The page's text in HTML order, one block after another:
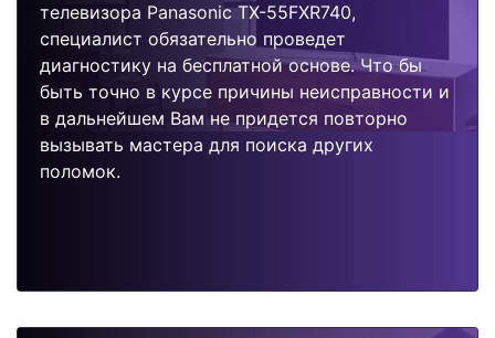
телевизора Panasonic TX-55FXR740,
специалист обязательно проведет
диагностику на бесплатной основе. Что бы
быть точно в курсе причины неисправности и
в дальнейшем Вам не придется повторно
вызывать мастера для поиска других
поломок.